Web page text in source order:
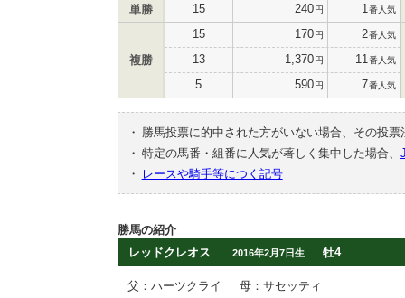
単勝 15 240円 1 番人気
複勝
15 170円 2番人気
13 1,370円 11 番人気
5 590円 7番人気
・
勝馬投票に的中された方がいない場合、その投
・ 特定の馬番・組番に人気が著しく集中した場合、
・
レースや騎手等につく記号
勝馬の紹介
レッドクレオス
2016年2月7日生 牡4
父：ハーツクライ
母：サセッティ